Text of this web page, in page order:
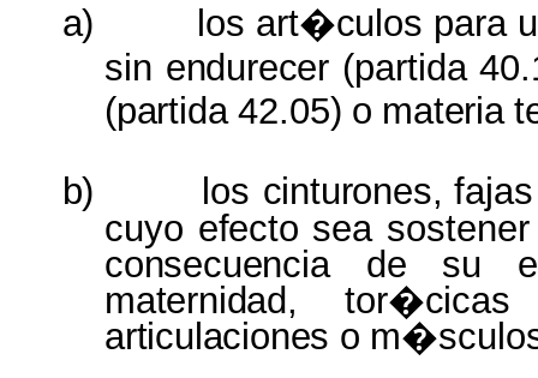
a) los art�culos para
sin endurecer (partida
(partida 42.05) o materia
b)
los cinturones,
cuyo efecto sea
consecuencia
de su
maternidad,
tor�cicas
articulaciones o